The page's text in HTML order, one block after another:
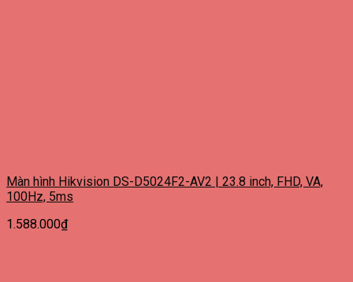
Màn hình Hikvision DS-D5024F2-AV2 | 23.8 inch, FHD, VA,
100Hz, 5ms
1.588.000₫